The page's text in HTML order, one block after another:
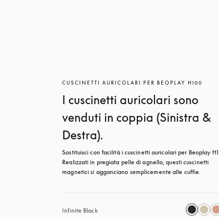
CUSCINETTI AURICOLARI PER BEOPLAY H100
I cuscinetti auricolari sono
venduti in coppia (Sinistra &
Destra).
Sostituisci con facilità i cuscinetti auricolari per Beoplay
Realizzati in pregiata pelle di agnello, questi cuscinetti
magnetici si agganciano semplicemente alle cuffie.
Infinite Black